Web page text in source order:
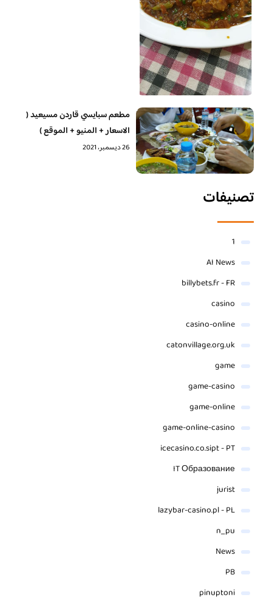
مطعم سبايسي قاردن مسيعيد (
الاسعار + المنيو + الموقع )
26 ديسمبر، 2021
تصنيفات
1
AI News
billybets.fr - FR
casino
casino-online
catonvillage.org.uk
game
game-casino
game-online
game-online-casino
icecasino.co.sipt - PT
IT Образование
jurist
lazybar-casino.pl - PL
n_pu
News
PB
pinuptoni